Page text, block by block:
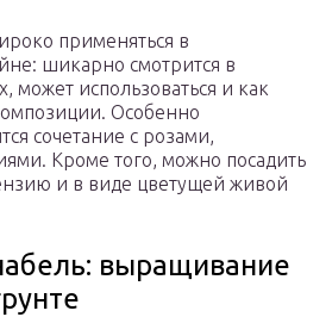
применяться в
шикарно смотрится в
может использоваться и как
Особенно
сочетание с розами,
Кроме того, можно посадить
и в виде цветущей живой
выращивание